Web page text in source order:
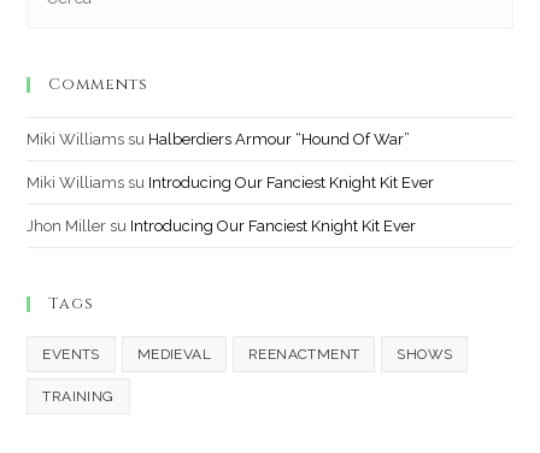
Comments
Miki Williams su Halberdiers Armour “Hound Of War”
Miki Williams su Introducing Our Fanciest Knight Kit Ever
Jhon Miller su Introducing Our Fanciest Knight Kit Ever
Tags
EVENTS MEDIEVAL REENACTMENT SHOWS
TRAINING